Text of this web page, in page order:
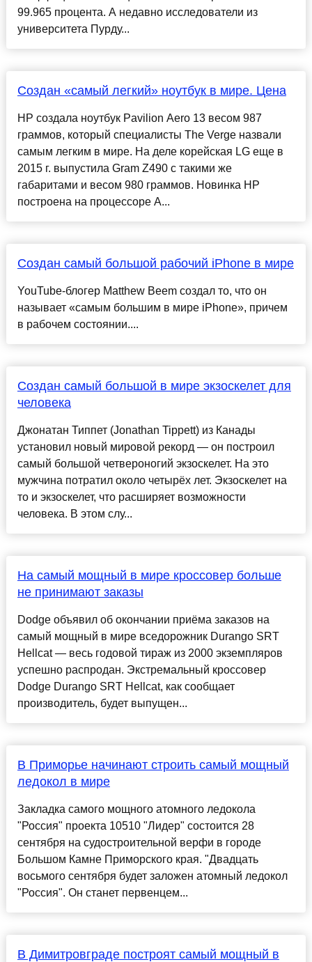
99.965 процента. А недавно исследователи из
университета Пурду...
Создан «самый легкий» ноутбук в мире. Цена
HP создала ноутбук Pavilion Aero 13 весом 987
граммов, который специалисты The Verge назвали
самым легким в мире. На деле корейская LG еще в
2015 г. выпустила Gram Z490 с такими же
габаритами и весом 980 граммов. Новинка HP
построена на процессоре A...
Создан самый большой рабочий iPhone в мире
YouTube-блогер Matthew Beem создал то, что он
называет «самым большим в мире iPhone», причем
в рабочем состоянии....
Создан самый большой в мире экзоскелет для
человека
Джонатан Типпет (Jonathan Tippett) из Канады
установил новый мировой рекорд — он построил
самый большой четвероногий экзоскелет. На это
мужчина потратил около четырёх лет. Экзоскелет на
то и экзоскелет, что расширяет возможности
человека. В этом слу...
На самый мощный в мире кроссовер больше
не принимают заказы
Dodge объявил об окончании приёма заказов на
самый мощный в мире вседорожник Durango SRT
Hellcat — весь годовой тираж из 2000 экземпляров
успешно распродан. Экстремальный кроссовер
Dodge Durango SRT Hellcat, как сообщает
производитель, будет выпущен...
В Приморье начинают строить самый мощный
ледокол в мире
Закладка самого мощного атомного ледокола
"Россия" проекта 10510 "Лидер" состоится 28
сентября на судостроительной верфи в городе
Большом Камне Приморского края. "Двадцать
восьмого сентября будет заложен атомный ледокол
"Россия". Он станет первенцем...
В Димитровграде построят самый мощный в